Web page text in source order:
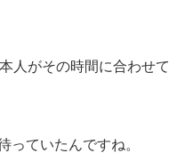
人がその時間に合わせ
っていたんですね。